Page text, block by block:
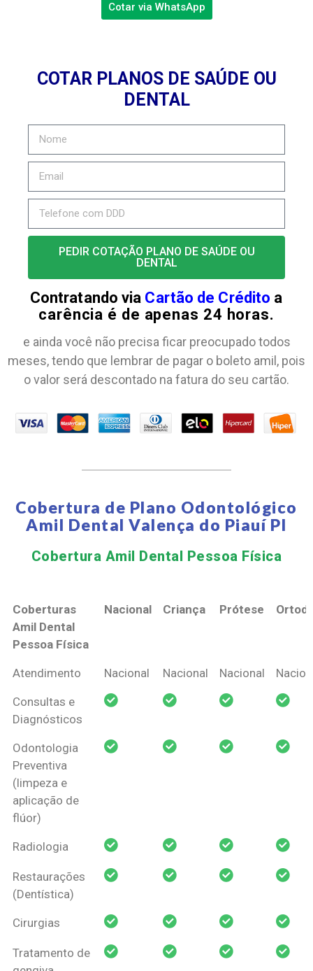
Cotar via WhatsApp
COTAR PLANOS DE SAÚDE OU
DENTAL
PEDIR COTAÇÃO PLANO DE SAÚDE OU
DENTAL
Contratando via Cartão de Crédito a
carência é de apenas 24 horas.
e ainda você não precisa ficar preocupado todos
meses, tendo que lembrar de pagar o boleto amil, pois
o valor será descontado na fatura do seu cartão.
Cobertura de Plano Odontológico
Amil Dental Valença do Piauí PI
Cobertura Amil Dental Pessoa Física​
Coberturas
Amil Dental
Pessoa Física
Nacional Criança Prótese
Coberturas
Pessoa Física
Nacional Criança Prótese
Atendimento Nacional Nacional Nacional
Consultas e
Diagnósticos
Odontologia
Preventiva
(limpeza e
aplicação de
flúor)
Radiologia
Restaurações
(Dentística)
Cirurgias
Tratamento de